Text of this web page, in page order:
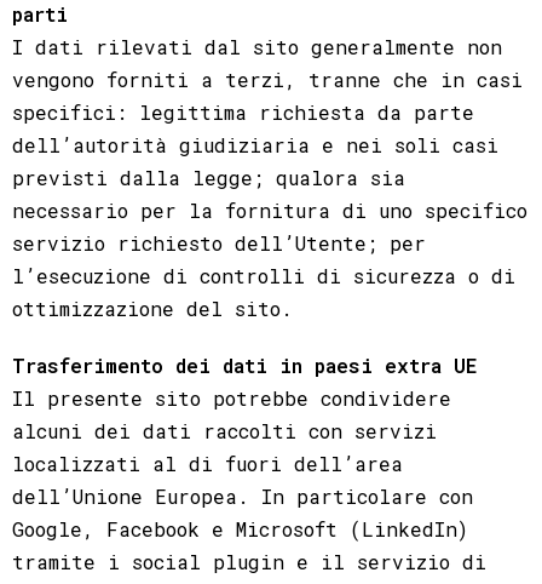
parti
I dati rilevati dal sito generalmente non
vengono forniti a terzi, tranne che in casi
specifici: legittima richiesta da parte
dell’autorità giudiziaria e nei soli casi
previsti dalla legge; qualora sia
necessario per la fornitura di uno specifico
servizio richiesto dell’Utente; per
l’esecuzione di controlli di sicurezza o di
ottimizzazione del sito.
Trasferimento dei dati in paesi extra UE
Il presente sito potrebbe condividere
alcuni dei dati raccolti con servizi
localizzati al di fuori dell’area
dell’Unione Europea. In particolare con
Google, Facebook e Microsoft (LinkedIn)
tramite i social plugin e il servizio di